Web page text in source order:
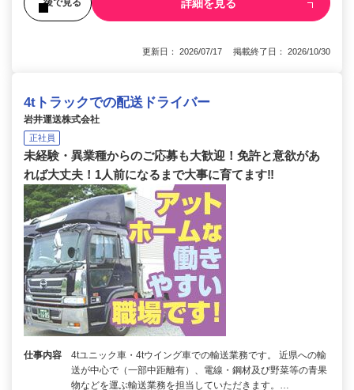
後で見る 詳細を見る
更新日： 2026/07/17 掲載終了日： 2026/10/30
4tトラックでの配送ドライバー
岩井運送株式会社
正社員
未経験・異業種からのご応募も大歓迎！免許と意欲があ
れば大丈夫！1人前になるまで大事に育てます‼
仕事内容
4tユニック車・4tウイング車での輸送業務です。 近県への輸
送が中心で（一部中距離有）、電線・鋼材及び野菜等の青果
物などを運ぶ輸送業務を担当していただきます。…